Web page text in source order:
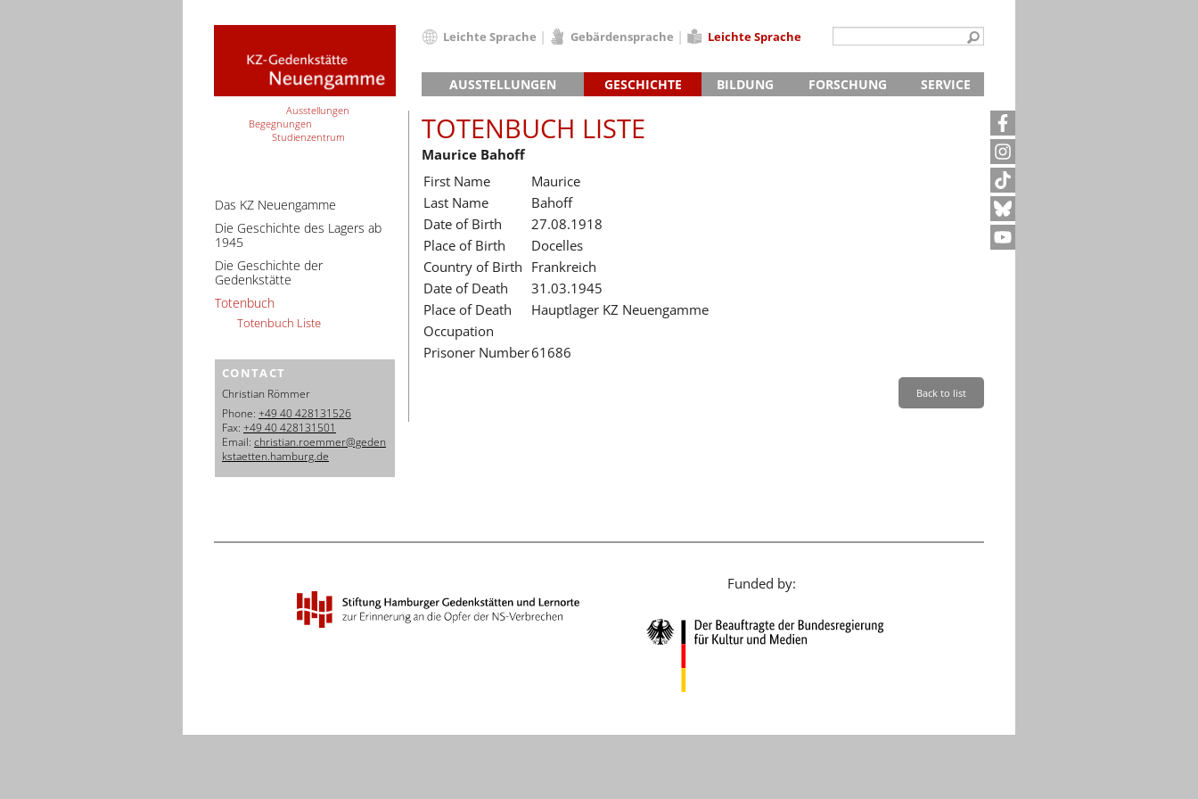
AUSSTELLUNGEN
Lager-SS
Klinkerwerk
Walther-Werke
Gefängnismauer
Haus des Gedenkens
GESCHICHTE
Die Geschichte des Lagers ab 1945
BILDUNG FORSCHUNG
SERVICE
Archivanfrage
Kurze Information
Leichte Sprache
English
Dansk
Español
Italiano
Nederlands
Português
Türkçe
Yкраїнський
Русский
עברית
Gebärdensprache Leichte Sprache
TOTENBUCH LISTE
Maurice Bahoff
First Name
Maurice
Last Name
Bahoff
Date of Birth
27.08.1918
Place of Birth
Docelles
Country of Birth Frankreich
Date of Death
31.03.1945
Place of Death
Hauptlager KZ Neuengamme
Occupation
Prisoner Number61686
Back to list
Ausstellungen
Begegnungen
Studienzentrum
Das KZ Neuengamme
Die Geschichte des Lagers ab
1945
Die Geschichte der
Gedenkstätte
Totenbuch
Totenbuch Liste
CONTACT
Christian Römmer
Phone: +49 40 428131526
Fax: +49 40 428131501
Email: christian.roemmer@geden
kstaetten.hamburg.de
Funded by: